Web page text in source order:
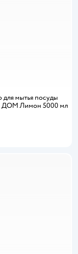
для мытья посуды
Лимон 5000 мл
о появлении